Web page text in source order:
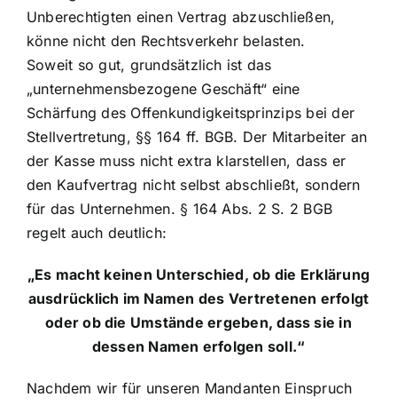
Unberechtigten einen Vertrag abzuschließen,
könne nicht den Rechtsverkehr belasten.
Soweit so gut, grundsätzlich ist das
„unternehmensbezogene Geschäft“ eine
Schärfung des Offenkundigkeitsprinzips bei der
Stellvertretung, §§ 164 ff. BGB. Der Mitarbeiter an
der Kasse muss nicht extra klarstellen, dass er
den Kaufvertrag nicht selbst abschließt, sondern
für das Unternehmen. § 164 Abs. 2 S. 2 BGB
regelt auch deutlich:
„Es macht keinen Unterschied, ob die Erklärung
ausdrücklich im Namen des Vertretenen erfolgt
oder ob die Umstände ergeben, dass sie in
dessen Namen erfolgen soll.“
Nachdem wir für unseren Mandanten Einspruch